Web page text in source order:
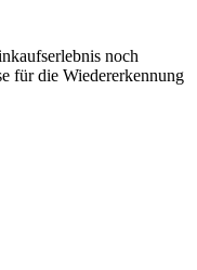
noch
für die Wiedererkennung